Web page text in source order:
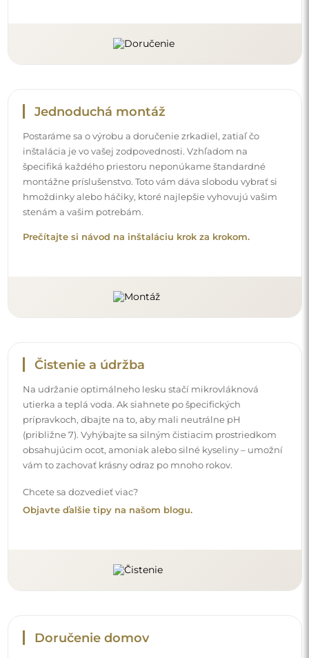
Jednoduchá montáž
Postaráme sa o výrobu a doručenie zrkadiel, zatiaľ čo
inštalácia je vo vašej zodpovednosti. Vzhľadom na
špecifiká každého priestoru neponúkame štandardné
montážne príslušenstvo. Toto vám dáva slobodu vybrať si
hmoždinky alebo háčiky, ktoré najlepšie vyhovujú vašim
stenám a vašim potrebám.
Prečítajte si návod na inštaláciu krok za krokom.
Čistenie a údržba
Na udržanie optimálneho lesku stačí mikrovláknová
utierka a teplá voda. Ak siahnete po špecifických
prípravkoch, dbajte na to, aby mali neutrálne pH
(približne 7). Vyhýbajte sa silným čistiacim prostriedkom
obsahujúcim ocot, amoniak alebo silné kyseliny – umožní
vám to zachovať krásny odraz po mnoho rokov.
Chcete sa dozvedieť viac?
Objavte ďalšie tipy na našom blogu.
Doručenie domov